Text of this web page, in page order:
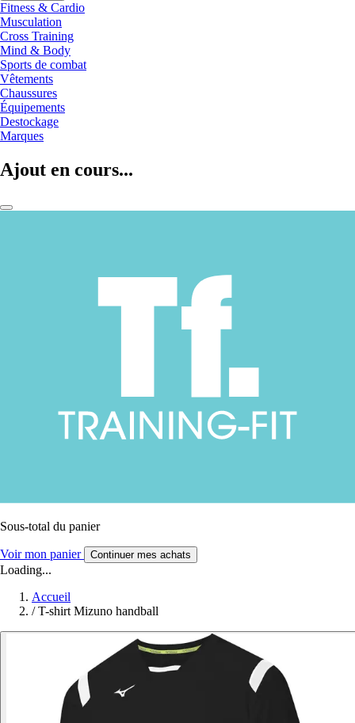
Fitness & Cardio
Musculation
Cross Training
Mind & Body
Sports de combat
Vêtements
Chaussures
Équipements
Destockage
Marques
Ajout en cours...
Sous-total du panier
Voir mon panier Continuer mes achats
Loading...
Accueil
/ T-shirt Mizuno handball